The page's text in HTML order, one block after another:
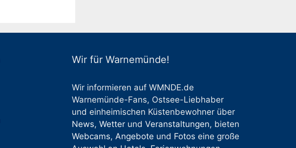
Wir für Warnemünde!
Wir informieren auf WMNDE.de
Warnemünde-Fans, Ostsee-Liebhaber
und einheimischen Küstenbewohner über
News,Wetter undVeranstaltungen, bieten
Webcams,Angebote und Fotos eine große